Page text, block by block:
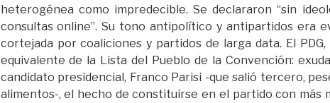
heterogénea como impredecible. Se declararon “sin
consultas online”. Su tono antipolítico y antipartidos era
cortejada por coaliciones y partidos de larga data. El
equivalente de la Lista del Pueblo de la Convención:
candidato presidencial, Franco Parisi -que salió tercero,
alimentos-, el hecho de constituirse en el partido con